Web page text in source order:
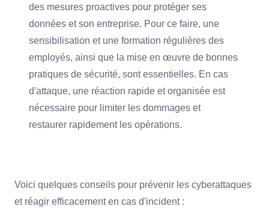
des mesures proactives pour protéger ses
données et son entreprise. Pour ce faire, une
sensibilisation et une formation régulières des
employés, ainsi que la mise en œuvre de bonnes
pratiques de sécurité, sont essentielles. En cas
d'attaque, une réaction rapide et organisée est
nécessaire pour limiter les dommages et
restaurer rapidement les opérations.
Voici quelques conseils pour prévenir les cyberattaques
et réagir efficacement en cas d'incident :